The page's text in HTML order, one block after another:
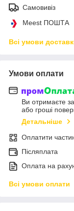
Самовивіз
Meest ПОШТА
Всі умови
Умови оплати
Ви отримаєте
або гроші
Детальніше
Оплатити
Післяплата
Оплата на
Всі умови оплати